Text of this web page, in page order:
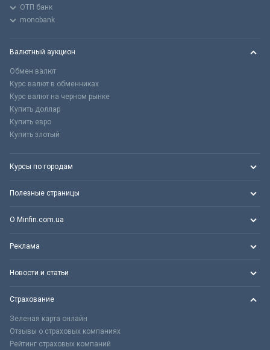
ОТП банк
monobank
Валютный аукцион
Обмен валют
Курс валют в обменниках
Курс валют на черном рынке
Купить доллар
Купить евро
Купить злотый
Курсы по городам
Полезные страницы
О Minfin.com.ua
Реклама
Новости и статьи
Страхование
Зеленая карта онлайн
Отзывы о страховых компаниях
Рейтинг страховых компаний